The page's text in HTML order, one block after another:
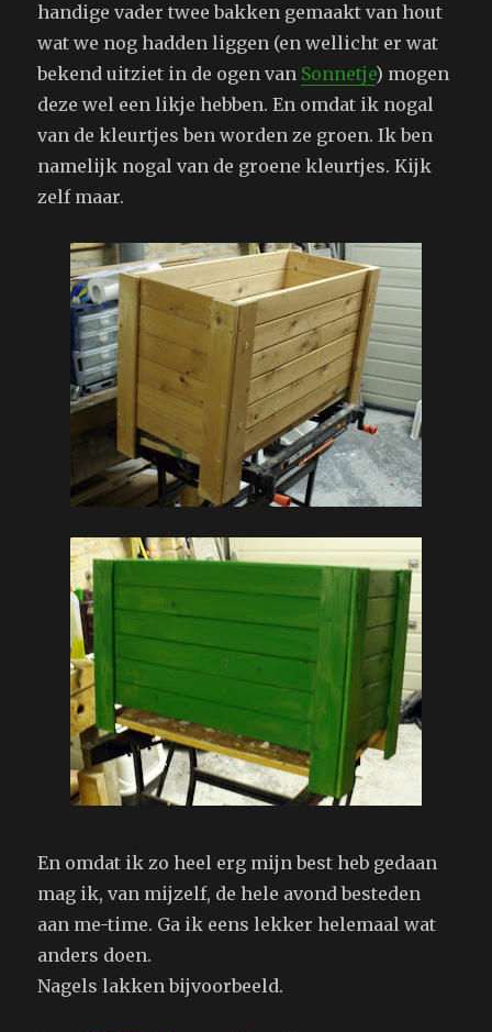
handige vader twee bakken gemaakt van hout
wat we nog hadden liggen (en wellicht er wat
bekend uitziet in de ogen van Sonnetje) mogen
deze wel een likje hebben. En omdat ik nogal
van de kleurtjes ben worden ze groen. Ik ben
namelijk nogal van de groene kleurtjes. Kijk
zelf maar.
En omdat ik zo heel erg mijn best heb gedaan
mag ik, van mijzelf, de hele avond besteden
aan me-time. Ga ik eens lekker helemaal wat
anders doen.
Nagels lakken bijvoorbeeld.